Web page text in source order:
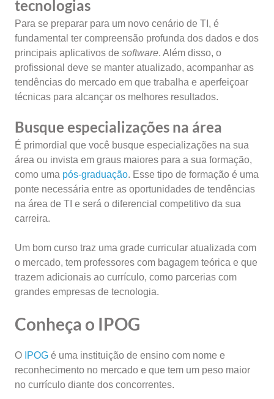
tecnologias
Para se preparar para um novo cenário de TI, é
fundamental ter compreensão profunda dos dados e dos
principais aplicativos de software. Além disso, o
profissional deve se manter atualizado, acompanhar as
tendências do mercado em que trabalha e aperfeiçoar
técnicas para alcançar os melhores resultados.
Busque especializações na área
É primordial que você busque especializações na sua
área ou invista em graus maiores para a sua formação,
como uma pós-graduação. Esse tipo de formação é uma
ponte necessária entre as oportunidades de tendências
na área de TI e será o diferencial competitivo da sua
carreira.
Um bom curso traz uma grade curricular atualizada com
o mercado, tem professores com bagagem teórica e que
trazem adicionais ao currículo, como parcerias com
grandes empresas de tecnologia.
Conheça o IPOG
O IPOG é uma instituição de ensino com nome e
reconhecimento no mercado e que tem um peso maior
no currículo diante dos concorrentes.